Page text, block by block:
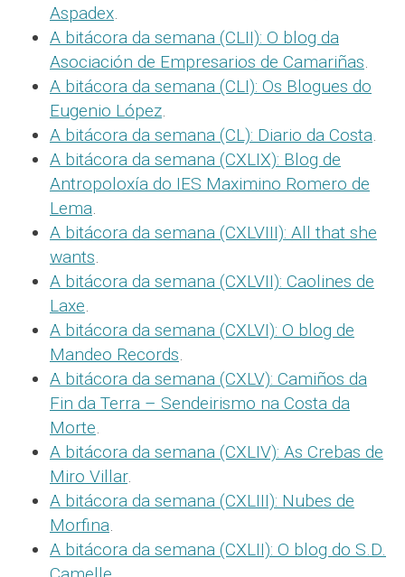
Aspadex.
A bitácora da semana (CLII): O blog da
Asociación de Empresarios de Camariñas.
A bitácora da semana (CLI): Os Blogues do
Eugenio López.
A bitácora da semana (CL): Diario da Costa.
A bitácora da semana (CXLIX): Blog de
Antropoloxía do IES Maximino Romero de
Lema.
A bitácora da semana (CXLVIII): All that she
wants.
A bitácora da semana (CXLVII): Caolines de
Laxe.
A bitácora da semana (CXLVI): O blog de
Mandeo Records.
A bitácora da semana (CXLV): Camiños da
Fin da Terra – Sendeirismo na Costa da
Morte.
A bitácora da semana (CXLIV): As Crebas de
Miro Villar.
A bitácora da semana (CXLIII): Nubes de
Morfina.
A bitácora da semana (CXLII): O blog do S.D.